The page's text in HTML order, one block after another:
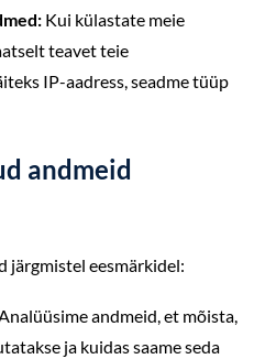
Kui külastate meie
teavet teie
IP-aadress, seadme tüüp
andmeid
järgmistel eesmärkidel:
andmeid, et mõista,
ja kuidas saame seda